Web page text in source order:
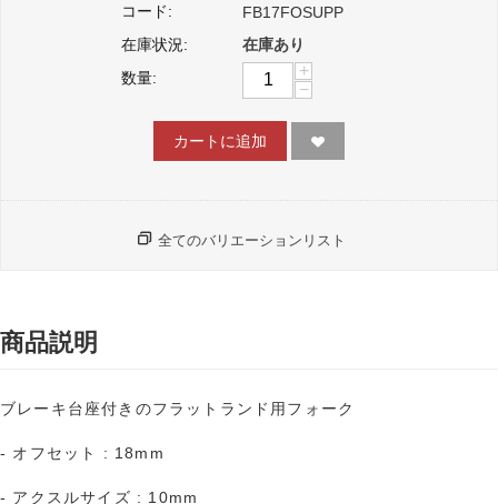
コード:
FB17FOSUPP
在庫状況:
在庫あり
数量:
+
−
カートに追加
全てのバリエーションリスト
商品説明
ブレーキ台座付きのフラットランド用フォーク
- オフセット : 18mm
- アクスルサイズ : 10mm